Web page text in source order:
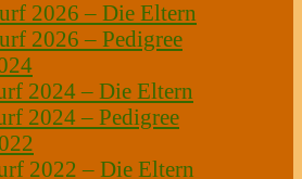
2026 – Die Eltern
2026 – Pedigree
2024 – Die Eltern
2024 – Pedigree
2022 – Die Eltern